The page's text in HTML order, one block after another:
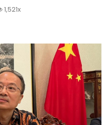
1,521x